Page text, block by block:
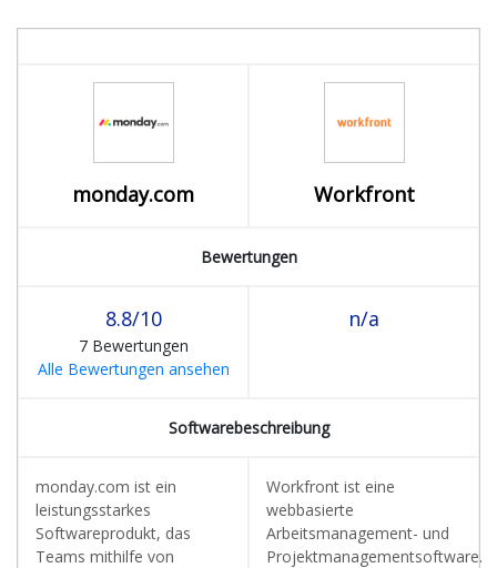
monday.com Workfront
Bewertungen
8.8/10
7 Bewertungen
Alle Bewertungen ansehen
n/a
Softwarebeschreibung
monday.com ist ein
leistungsstarkes
Softwareprodukt, das
Teams mithilfe von
Workfront ist eine
webbasierte
Arbeitsmanagement- und
Projektmanagementsoftware.